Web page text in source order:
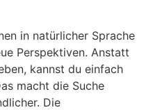
in natürlicher Sprache
Perspektiven. Anstatt
kannst du einfach
macht die Suche
Die